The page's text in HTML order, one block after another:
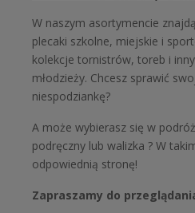
W naszym asortymencie
plecaki szkolne, miejskie i
kolekcje tornistrów, toreb i
młodzieży. Chcesz sprawić
niespodziankę?
A może wybierasz się w
podręczny lub walizka ? W
odpowiednią stronę!
Zapraszamy do